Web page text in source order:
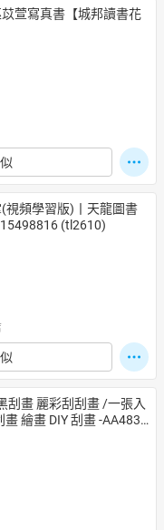
苡萱寫真書【城邦讀書花
(視頻學習版)丨天龍圖書
(tl2610)
刮畫 麗彩刮刮畫 /一張入
繪畫 DIY 刮畫 -AA4839
數(單一帳號最高1500